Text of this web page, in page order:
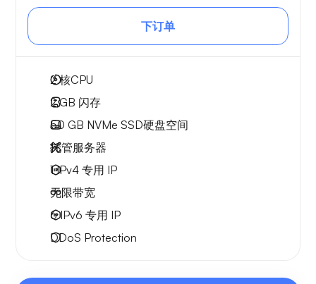
下订单
2核CPU
2 GB 闪存
50 GB NVMe SSD硬盘空间
托管服务器
1 IPv4 专用 IP
无限带宽
6 IPv6 专用 IP
DDoS Protection